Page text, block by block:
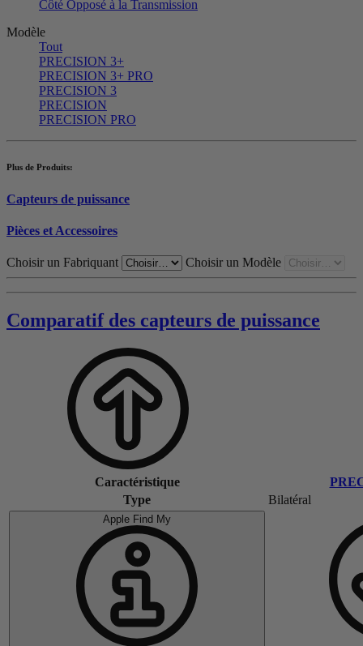
Côté Opposé à la Transmission
Modèle
Tout
PRECISION 3+
PRECISION 3+ PRO
PRECISION 3
PRECISION
PRECISION PRO
Plus de Produits:
Capteurs de puissance
Pièces et Accessoires
Choisir un Fabriquant Choisir un Modèle
Comparatif des capteurs de puissance
Caractéristique
Type
Bilatéral
Apple Find My